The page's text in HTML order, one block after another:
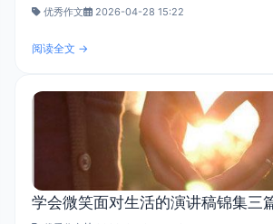
优秀作文 2026-04-28 15:22
阅读全文 →
学会微笑面对生活的演讲稿锦集三